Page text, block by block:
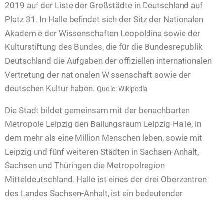
2019 auf der Liste der Großstädte in Deutschland auf
Platz 31. In Halle befindet sich der Sitz der Nationalen
Akademie der Wissenschaften Leopoldina sowie der
Kulturstiftung des Bundes, die für die Bundesrepublik
Deutschland die Aufgaben der offiziellen internationalen
Vertretung der nationalen Wissenschaft sowie der
deutschen Kultur haben. Quelle: Wikipedia
Die Stadt bildet gemeinsam mit der benachbarten
Metropole Leipzig den Ballungsraum Leipzig-Halle, in
dem mehr als eine Million Menschen leben, sowie mit
Leipzig und fünf weiteren Städten in Sachsen-Anhalt,
Sachsen und Thüringen die Metropolregion
Mitteldeutschland. Halle ist eines der drei Oberzentren
des Landes Sachsen-Anhalt, ist ein bedeutender